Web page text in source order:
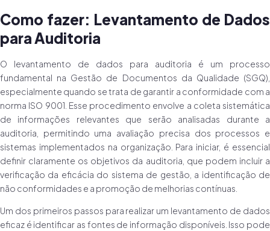
Como fazer: Levantamento de Dados
para Auditoria
O levantamento de dados para auditoria é um processo
fundamental na Gestão de Documentos da Qualidade (SGQ),
especialmente quando se trata de garantir a conformidade com a
norma ISO 9001. Esse procedimento envolve a coleta sistemática
de informações relevantes que serão analisadas durante a
auditoria, permitindo uma avaliação precisa dos processos e
sistemas implementados na organização. Para iniciar, é essencial
definir claramente os objetivos da auditoria, que podem incluir a
verificação da eficácia do sistema de gestão, a identificação de
não conformidades e a promoção de melhorias contínuas.
Um dos primeiros passos para realizar um levantamento de dados
eficaz é identificar as fontes de informação disponíveis. Isso pode